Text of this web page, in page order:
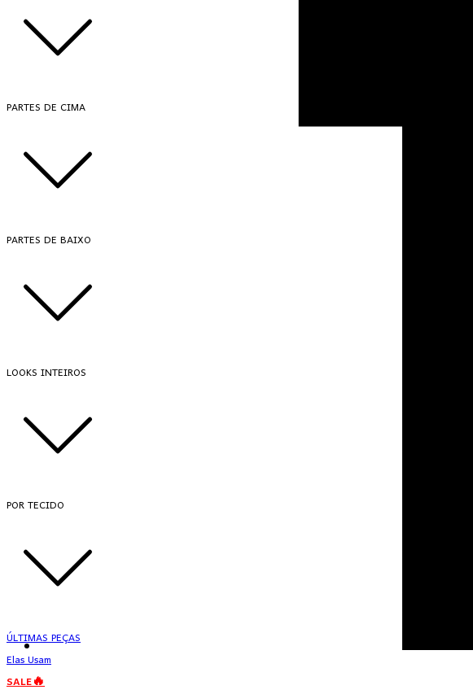
PARTES DE CIMA
PARTES DE BAIXO
LOOKS INTEIROS
POR TECIDO
ÚLTIMAS PEÇAS
Elas Usam
SALE🔥